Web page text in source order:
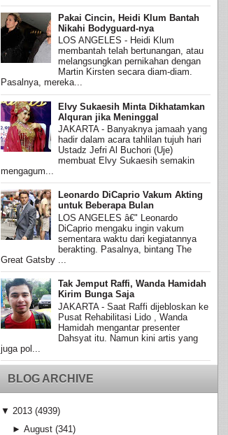
Pakai Cincin, Heidi Klum Bantah
Nikahi Bodyguard-nya
LOS ANGELES - Heidi Klum
membantah telah bertunangan, atau
melangsungkan pernikahan dengan
Martin Kirsten secara diam-diam.
Pasalnya, mereka...
Elvy Sukaesih Minta Dikhatamkan
Alquran jika Meninggal
JAKARTA - Banyaknya jamaah yang
hadir dalam acara tahlilan tujuh hari
Ustadz Jefri Al Buchori (Uje)
membuat Elvy Sukaesih semakin
mengagum...
Leonardo DiCaprio Vakum Akting
untuk Beberapa Bulan
LOS ANGELES â€" Leonardo
DiCaprio mengaku ingin vakum
sementara waktu dari kegiatannya
berakting. Pasalnya, bintang The
Great Gatsby ...
Tak Jemput Raffi, Wanda Hamidah
Kirim Bunga Saja
JAKARTA - Saat Raffi dijebloskan ke
Pusat Rehabilitasi Lido , Wanda
Hamidah mengantar presenter
Dahsyat itu. Namun kini artis yang
juga pol...
BLOG ARCHIVE
▼ 2013 (4939)
► August (341)